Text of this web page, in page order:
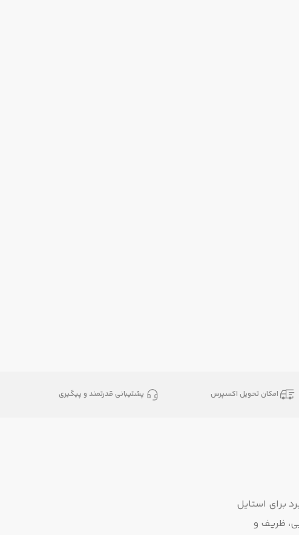
امکان تحویل اکسپرس پشتیبانی قدرتمند و پیگیری
برای استایل
ظریف و